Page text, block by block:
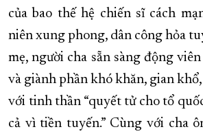
KHOẢNH KHẮC ĐẸP XỨ TRẦM
XÂY DỰNG KHÁNH HÒA TRỞ THÀNH
ĐẠI HỘI ĐẢNG CÁC CẤP TRANG CHỦ
của bao thế hệ chiến sĩ cách
niên xung phong, dân công hỏa
mẹ, người cha sẵn sàng động
và giành phần khó khăn, gian
với tinh thần “quyết tử cho tổ
cả vì tiền tuyến.” Cùng với cha